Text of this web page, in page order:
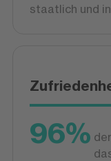
staatlich und
96%